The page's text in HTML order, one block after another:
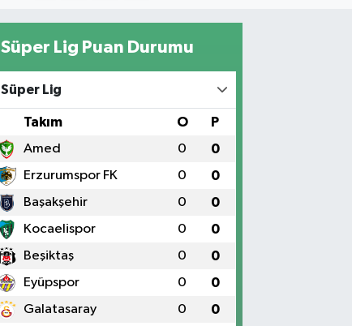
Süper Lig Puan Durumu
Süper Lig
Takım O P
Amed 0 0
Erzurumspor FK 0 0
Başakşehir 0 0
Kocaelispor 0 0
Beşiktaş 0 0
Eyüpspor 0 0
Galatasaray 0 0